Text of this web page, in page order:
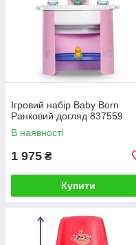
Ігровий набір Baby Born
Ранковий догляд 837559
В наявності
1 975 ₴
Купити